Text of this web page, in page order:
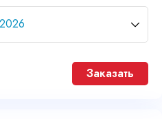
Заказать